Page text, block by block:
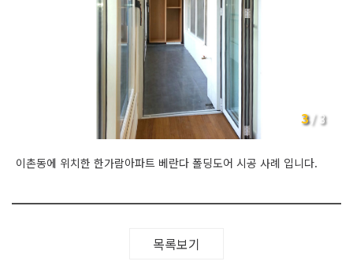
3/ 3
이촌동에 위치한 한가람아파트 베란다 폴딩도어 시공 사례 입니다.
목록보기